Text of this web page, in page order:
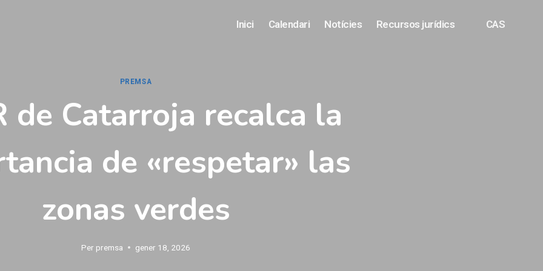
Inici Calendari Notícies Recursos jurídics CAS
PREMSA
de Catarroja recalca la
de «respetar» las
zonas verdes
Per premsa gener 18, 2026